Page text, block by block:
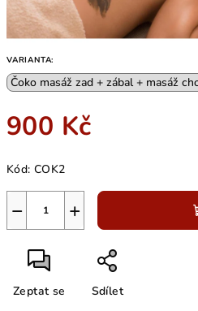
VARIANTA:
900 Kč
cena:
Kód: COK2
+
−
Zeptat se Sdílet